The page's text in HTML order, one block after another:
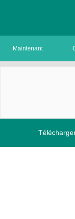
Maintenant